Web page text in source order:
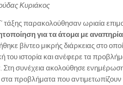
Κυριάκος
τάξης παρακολούθησαν ωριαία
για τα άτομα με
βίντεο μικρής διάρκειας στο
ιστορία και ανέφερε τα
Στη συνέχεια ακολούθησε
προβλήματα που